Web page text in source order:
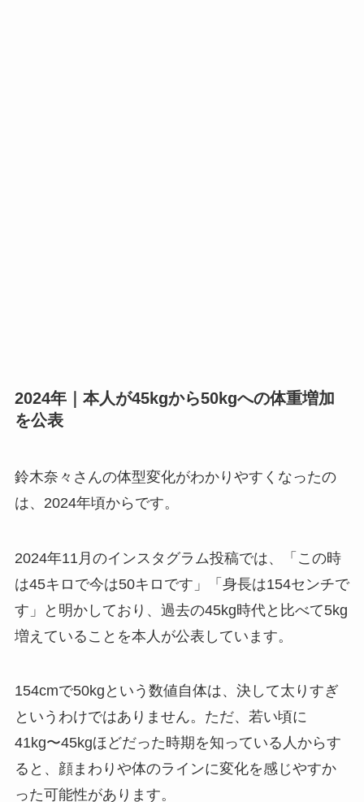
2024年｜本人が45kgから50kgへの体重増加
を公表
鈴木奈々さんの体型変化がわかりやすくなったの
は、2024年頃からです。
2024年11月のインスタグラム投稿では、「この時
は45キロで今は50キロです」「身長は154センチで
す」と明かしており、過去の45kg時代と比べて5kg
増えていることを本人が公表しています。
154cmで50kgという数値自体は、決して太りすぎ
というわけではありません。ただ、若い頃に
41kg〜45kgほどだった時期を知っている人からす
ると、顔まわりや体のラインに変化を感じやすか
った可能性があります。